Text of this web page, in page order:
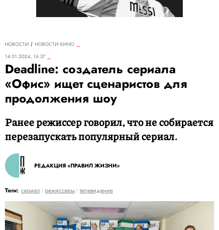
НОВОСТИ
НОВОСТИ КИНО
14.01.2024, 16:37
Deadline: создатель сериала
«Офис» ищет сценаристов для
продолжения шоу
Ранее режиссер говорил, что не собирается
перезапускать популярный сериал.
РЕДАКЦИЯ «ПРАВИЛ ЖИЗНИ»
Теги: сериал режиссеры телевидение